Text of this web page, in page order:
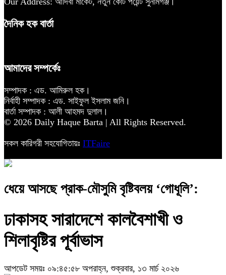
দৈনিক হক বার্তা
আমাদের সম্পর্কেঃ
সম্পাদক : এড. আমিরুল হক।
নির্বাহী সম্পাদক : এড. সাইফুল ইসলাম জনি।
বার্তা সম্পাদক : আলী আহমদ দুলাল।
© 2026 Daily Haque Barta | All Rights Reserved.
সকল কারিগরী সহযোগিতায়ঃ ITFaire
ধেয়ে আসছে প্রাক-মৌসুমি বৃষ্টিবলয় ‘গোধূলি’:
ঢাকাসহ সারাদেশে কালবৈশাখী ও
শিলাবৃষ্টির পূর্বাভাস
আপডেট সময়ঃ ০৯:৪৫:৫৮ অপরাহ্ন, শুক্রবার, ১৩ মার্চ ২০২৬